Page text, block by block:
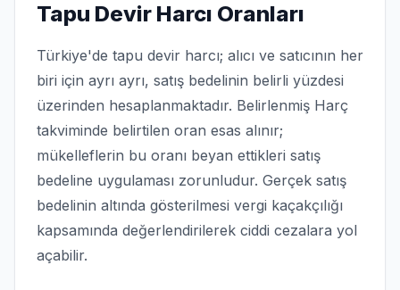
Tapu Devir Harcı Oranları
Türkiye'de tapu devir harcı; alıcı ve satıcının her
biri için ayrı ayrı, satış bedelinin belirli yüzdesi
üzerinden hesaplanmaktadır. Belirlenmiş Harç
takviminde belirtilen oran esas alınır;
mükelleflerin bu oranı beyan ettikleri satış
bedeline uygulaması zorunludur. Gerçek satış
bedelinin altında gösterilmesi vergi kaçakçılığı
kapsamında değerlendirilerek ciddi cezalara yol
açabilir.